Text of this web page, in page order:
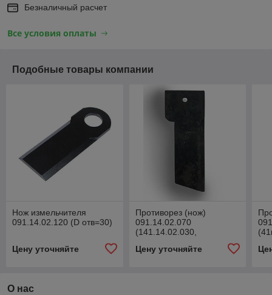
Безналичный расчет
Все условия оплаты
Подобные товары компании
Нож измельчителя
091.14.02.120 (D отв=30)
Цену уточняйте
Противорез (нож)
091.14.02.070
(141.14.02.030,
Цену уточняйте
О нас